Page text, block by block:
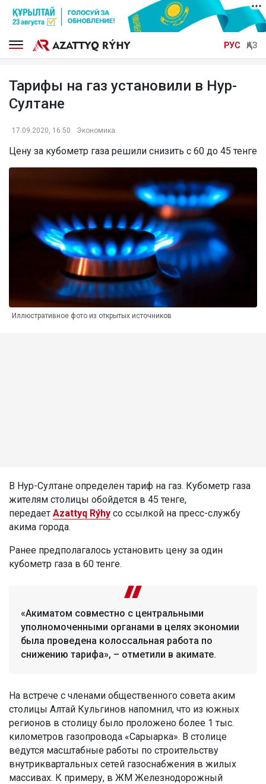
РУС ҚАЗ
Тарифы на газ установили в Нур-
Султане
17.09.2020, 16:50 Экономика
Цену за кубометр газа решили снизить с 60 до 45 тенге
Иллюстративное фото из открытых источников
В Нур-Султане определен тариф на газ. Кубометр газа
жителям столицы обойдется в 45 тенге,
передает Azattyq Rýhy со ссылкой на пресс-службу
акима города.
Ранее предполагалось установить цену за один
кубометр газа в 60 тенге.
«Акиматом совместно с центральными
уполномоченными органами в целях экономии
была проведена колоссальная работа по
снижению тарифа», – отметили в акимате.
На встрече с членами общественного совета аким
столицы Алтай Кульгинов напомнил, что из южных
регионов в столицу было проложено более 1 тыс.
километров газопровода «Сарыарка». В столице
ведутся масштабные работы по строительству
внутриквартальных сетей газоснабжения в жилых
массивах. К примеру, в ЖМ Железнодорожный